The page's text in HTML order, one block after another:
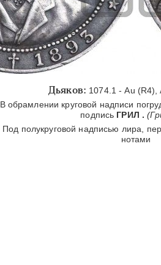
Дьяков: 1074.1 - Au (R4),
В обрамлении круговой надписи
подпись ГРИЛ .
Под полукруговой надписью лира,
нотами